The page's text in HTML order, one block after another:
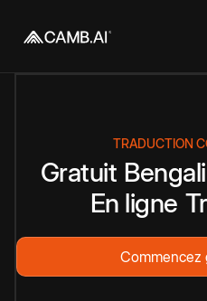
TRADUCTION
Gratuit Bengali
En ligne
Commencez